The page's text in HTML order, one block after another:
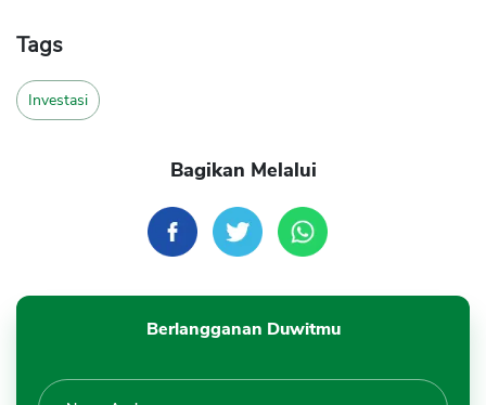
Tags
Investasi
Bagikan Melalui
Berlangganan Duwitmu